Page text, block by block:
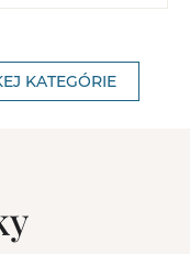
KATEGÓRIE